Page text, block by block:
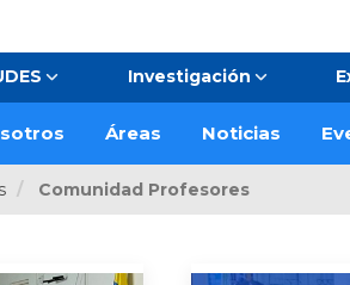
Investigación
Áreas Noticias
Comunidad Profesores